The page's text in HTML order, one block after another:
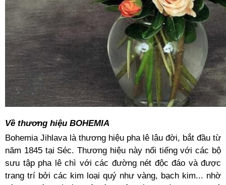
Về thương hiệu BOHEMIA
Bohemia Jihlava là thương hiệu pha lê lâu đời, bắt đầu từ
năm 1845 tại Séc. Thương hiệu này nổi tiếng với các bộ
sưu tập pha lê chì với các đường nét độc đáo và được
trang trí bởi các kim loại quý như vàng, bạch kim... nhờ